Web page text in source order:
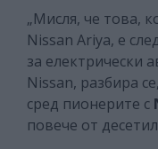
„Мисля, че това,
Nissan Ariya, е
за електрически
Nissan, разбира
сред пионерите с
повече от